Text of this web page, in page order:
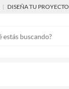
| DISEÑA TU PROYECTO